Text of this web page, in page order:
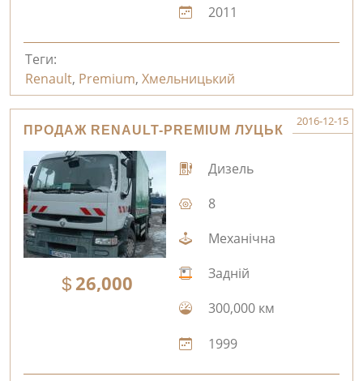
2011
Теги:
Renault, Premium, Хмельницький
ПРОДАЖ RENAULT-PREMIUM ЛУЦЬК
2016-12-15
26,000
Дизель
8
Механічна
Задній
300,000 км
1999